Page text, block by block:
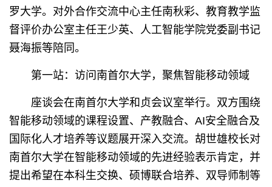
罗大学。对外合作交流中心主任南秋彩、教育教学监
督评价办公室主任王少英、人工智能学院党委副书记
聂海振等陪同。
第一站：访问南首尔大学，聚焦智能移动领域
座谈会在南首尔大学和贞会议室举行。双方围绕
智能移动领域的课程设置、产教融合、AI安全融合及
国际化人才培养等议题展开深入交流。胡世雄校长对
南首尔大学在智能移动领域的先进经验表示肯定，并
提出希望在本科生交换、硕博联合培养、双导师制等